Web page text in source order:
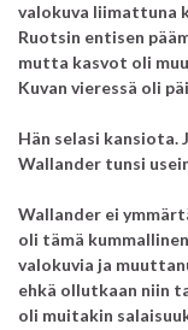
valokuva liimattuna
Ruotsin entisen
mutta kasvot oli
Kuvan vieressä oli
Hän selasi kansiota.
Wallander tunsi
Wallander ei
oli tämä
valokuvia ja
ehkä ollutkaan niin
oli muitakin